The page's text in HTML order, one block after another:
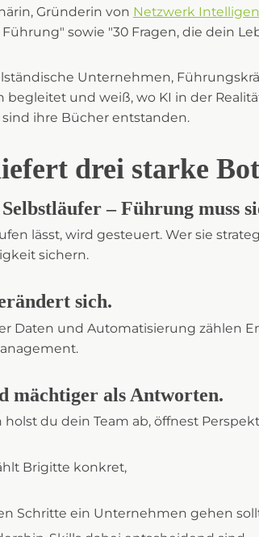
Gründerin von Netzwerk
sowie "30 Fragen, die dein
Unternehmen,
begleitet und weiß, wo KI in der
ihre Bücher entstanden.
drei starke
– Führung muss
lässt, wird gesteuert. Wer sie
sichern.
sich.
Daten und Automatisierung zählen
mächtiger als Antworten.
holst du dein Team ab, öffnest
Brigitte konkret,
Schritte ein Unternehmen gehen